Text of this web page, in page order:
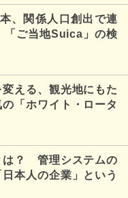
、関係人口創出で連
「ご当地Suica」の検
える、観光地にもた
「ホワイト・ロータ
は？ 管理システムの
本人の企業」という